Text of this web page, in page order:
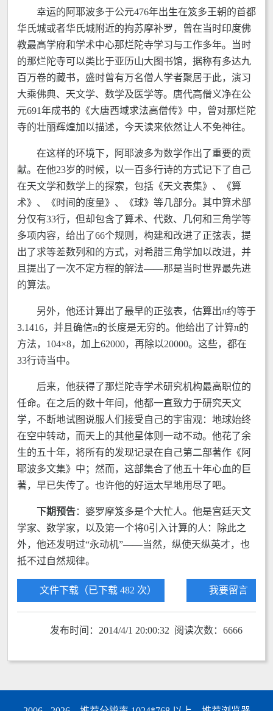
幸运的阿耶波多于公元476年出生在笈多王朝的首都
华氏城或者华氏城附近的拘苏摩补罗，曾在当时印度佛
教最高学府和学术中心那烂陀寺学习与工作多年。当时
的那烂陀寺可以类比于亚历山大图书馆，据称有多达九
百万卷的藏书，盛时曾有万名僧人学者聚居于此，演习
大乘佛典、天文学、数学及医学等。唐代高僧义净在公
元691年成书的《大唐西域求法高僧传》中，曾对那烂陀
寺的壮丽辉煌加以描述，今天读来依然让人不免神往。
在这样的环境下，阿耶波多为数学作出了重要的贡
献。在他23岁的时候，以一百多行诗的方式记下了自己
在天文学和数学上的探索，包括《天文表集》、《算
术》、《时间的度量》、《球》等几部分。其中算术部
分仅有33行，但却包含了算术、代数、几何和三角学等
多项内容，给出了66个规则，构建和改进了正弦表，提
出了求等差数列和的方式，对希腊三角学加以改进，并
且提出了一次不定方程的解法——那是当时世界最先进
的算法。
另外，他还计算出了最早的正弦表，估算出π约等于
3.1416，并且确信π的长度是无穷的。他给出了计算π的
方法，104×8，加上62000，再除以20000。这些，都在
33行诗当中。
后来，他获得了那烂陀寺学术研究机构最高职位的
任命。在之后的数十年间，他都一直致力于研究天文
学，不断地试图说服人们接受自己的宇宙观：地球始终
在空中转动，而天上的其他星体则一动不动。他花了余
生的五十年，将所有的发现记录在自己第二部著作《阿
耶波多文集》中；然而，这部集合了他五十年心血的巨
著，早已失传了。也许他的好运太早地用尽了吧。
下期预告：婆罗摩笈多是个大忙人。他是宫廷天文
学家、数学家，以及第一个将0引入计算的人：除此之
外，他还发明过“永动机”——当然，纵使天纵英才，也
抵不过自然规律。
文件下载（已下载 482 次） 我要留言
发布时间：2014/4/1 20:00:32 阅读次数：6666